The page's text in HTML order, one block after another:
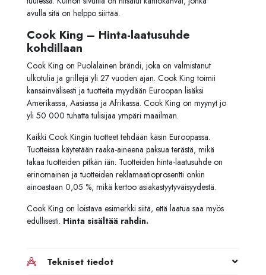
avulla sitä on helppo siirtää.
Cook King – Hinta-laatusuhde
kohdillaan
Cook King on Puolalainen brändi, joka on valmistanut
ulkotulia ja grillejä yli 27 vuoden ajan. Cook King toimii
kansainvälisesti ja tuotteita myydään Euroopan lisäksi
Amerikassa, Aasiassa ja Afrikassa. Cook King on myynyt jo
yli 50 000 tuhatta tulisijaa ympäri maailman.
Kaikki Cook Kingin tuotteet tehdään käsin Euroopassa.
Tuotteissa käytetään raaka-aineena paksua terästä, mikä
takaa tuotteiden pitkän iän. Tuotteiden hinta-laatusuhde on
erinomainen ja tuotteiden reklamaatioprosentti onkin
ainoastaan 0,05 %, mikä kertoo asiakastyytyväisyydestä.
Cook King on loistava esimerkki siitä, että laatua saa myös
edullisesti. Hinta sisältää rahdin.
Tekniset tiedot